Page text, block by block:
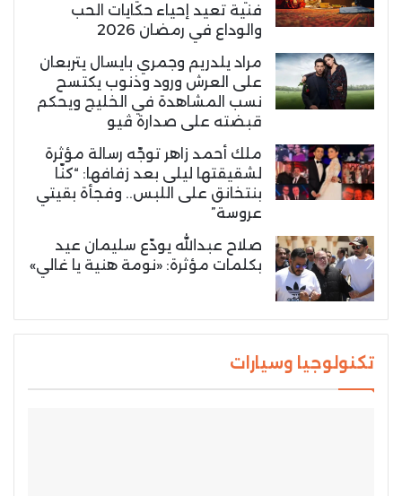
فنية تعيد إحياء حكايات الحب
والوداع في رمضان 2026
مراد يلدريم وجمري بايسال يتربعان
على العرش ورود وذنوب يكتسح
نسب المشاهدة في الخليج ويحكم
قبضته على صدارة ڤيو
ملك أحمد زاهر توجّه رسالة مؤثرة
لشقيقتها ليلى بعد زفافها: “كنّا
بنتخانق على اللبس.. وفجأة بقيتي
عروسة”
صلاح عبدالله يودّع سليمان عيد
بكلمات مؤثرة: «نومة هنية يا غالي»
تكنولوجيا وسيارات